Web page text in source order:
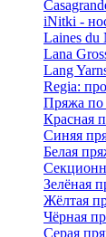
iNitki -
Laines du
Lana
Lang
Regia:
Пряжа по
Красная
Синяя
Белая
Зелёная
Жёлтая
Чёрная
Серая